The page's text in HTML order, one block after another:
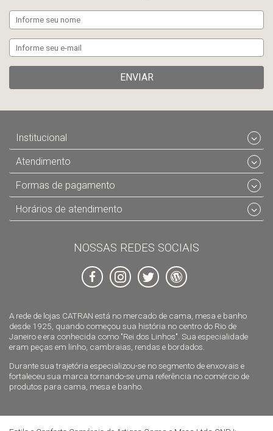
ENVIAR
A rede de lojas CATRAN está no mercado de cama, mesa e banho
desde 1925, quando começou sua história no centro do Rio de
Janeiro e era conhecida como "Rei dos Linhos". Sua especialidade
eram peças em linho, cambraias, rendas e bordados.
Durante sua trajetória especializou-se no segmento de enxovais e
fortaleceu sua marca tornando-se uma referência no comércio de
produtos para cama, mesa e banho.
Institucional
Atendimento
Formas de pagamento
Horários de atendimento
NOSSAS REDES SOCIAIS